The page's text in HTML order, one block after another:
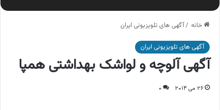
خانه /آگهی های تلویزیونی ایران
آگهی های تلویزیونی ایران
آگهی آلوچه و لواشک بهداشتی همپا
۲۶ می ۲۰۱۴ ۰